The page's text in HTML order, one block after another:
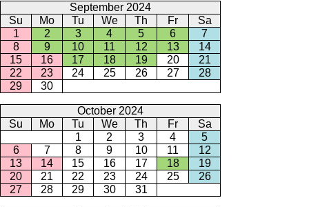
September 2024
Su
Mo Tu We Th Fr
Sa
1
2 3 4 5 6
7
8
9 10 11 12 13
14
15
16 17 18 19 20
21
22
23 24 25 26 27
28
29
30
October 2024
Su
Mo Tu We Th Fr
Sa
1
2 3 4
5
6
7 8 9 10 11
12
13
14 15 16 17 18
19
20
21 22 23 24 25
26
27
28 29 30 31